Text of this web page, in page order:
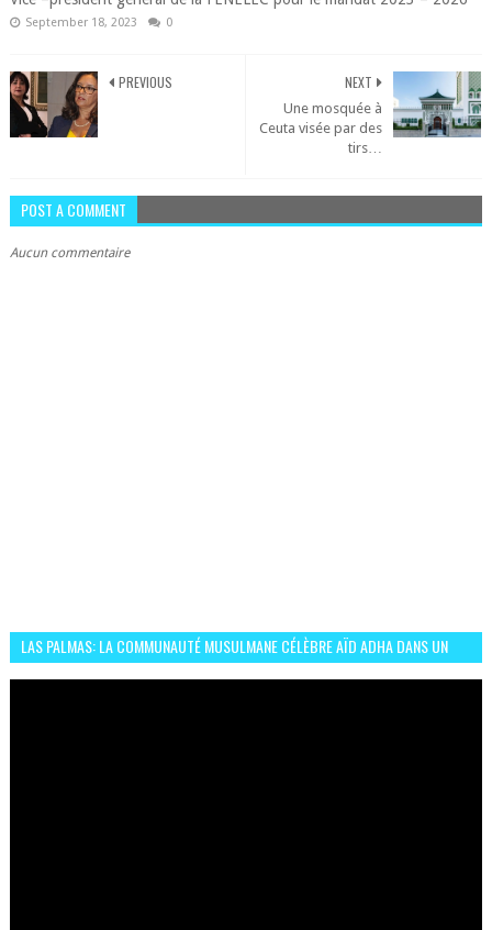
September 18, 2023 0
NEXT
Une mosquée à
Ceuta visée par des
tirs…
PREVIOUS
POST A COMMENT
Aucun commentaire
LAS PALMAS: LA COMMUNAUTÉ MUSULMANE CÉLÈBRE AÏD ADHA DANS UN